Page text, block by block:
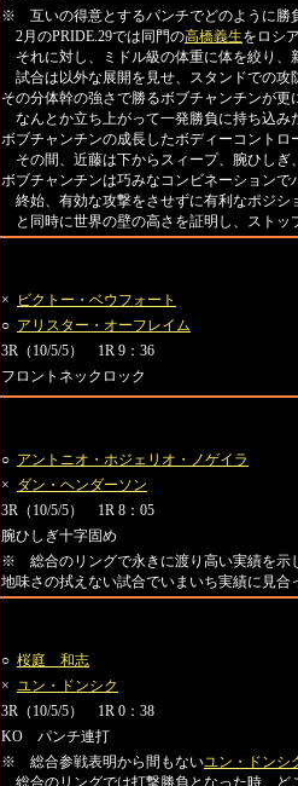
※ 互いの得意とするパンチでどのように勝
2月のPRIDE.29では同門の高橋義生をロシ
それに対し、ミドル級の体重に体を絞り、
試合は以外な展開を見せ、スタンドでの攻
その分体幹の強さで勝るボブチャンチンが更
なんとか立ち上がって一発勝負に持ち込み
ボブチャンチンの成長したボディーコントロ
その間、近藤は下からスィープ、腕ひしぎ
ボブチャンチンは巧みなコンビネーションで
終始、有効な攻撃をさせずに有利なポジシ
と同時に世界の壁の高さを証明し、ストッ
×
ビクトー・ベウフォート
○ アリスター・オーフレイム
3R（10/5/5） 1R 9：36
フロントネックロック
○ アントニオ・ホジェリオ・ノゲイラ
× ダン・ヘンダーソン
3R（10/5/5） 1R 8：05
腕ひしぎ十字固め
※ 総合のリングで永きに渡り高い実績を示
地味さの拭えない試合でいまいち実績に見
○ 桜庭 和志
× ユン・ドンシク
3R（10/5/5） 1R 0：38
KO パンチ連打
※ 総合参戦表明から間もないユン・ドンシ
総合のリングでは打撃勝負となった時、ど